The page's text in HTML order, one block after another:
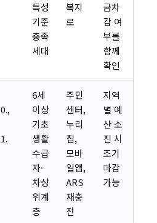
특성
기준
충족
세대
복지
로
금차
감 여
부를
함께
확인
6세
이상
기초
생활
수급
자·
차상
위계
층
주민
센터,
누리
집,
모바
일앱,
ARS
재충
전
지역
별 예
산 소
진 시
조기
마감
가능